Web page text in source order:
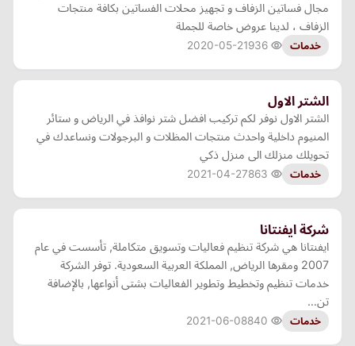
مجال فساتين الزفاف و تجهيز محلات الفساتين بكافة منتجات
الزفاف ، لدينا عروض خاصة للجملة
خدمات 2020-05-21
الشتر الاول
الشتر الاول نوفر لكم تركيب افضل شتر نوافذ في الرياض و ستائر
المنيوم داخلية واحدث منتجات المظلات و البرجولات ونساعدك في
تحويلك منزلك الى منزل ذكي
خدمات 2021-04-27
شركة ايفنتانا
ايفنتانا هي شركة تنظيم فعاليات وتسويق متكاملة, تأسست في عام
2007 ومقرها الرياض, المملكة العربية السعودية. توفر الشركة
خدمات تنظيم وتخطيط وتطوير الفعاليات بشتى أنواعها, بالإضافة
تن…
خدمات 2021-06-08